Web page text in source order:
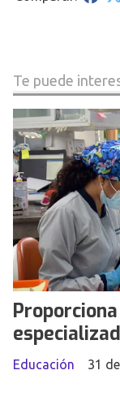
Te puede
Educación 31